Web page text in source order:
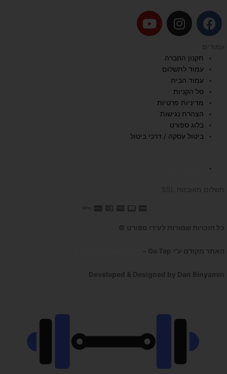
F
a
c
e
b
o
o
k
I
n
t
a
g
r
a
m
Y
o
עמודים
תקנון החברה
עמוד לתשלום
עמוד הבית
סל הקניות
מדיניות פרטיות
הצהרת נגישות
בלוג ספורט
ביטול עסקה / דרכי ביטול
תשלום מאובטח SSL
כל הזכויות שמורות לעידו ספורט ©
האתר מקודם ע"י Go Top –
Developed & Designed by Dan Binyamin